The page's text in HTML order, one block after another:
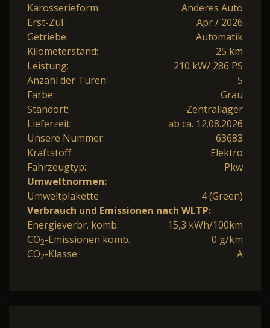
Karosserieform:
Anderes Auto
Erst-Zul.:
Apr / 2026
Getriebe:
Automatik
Kilometerstand:
25 km
Leistung:
210 kW/ 286 PS
Anzahl der Türen:
5
Farbe:
Grau
Standort:
Zentrallager
Lieferzeit:
ab ca. 12.08.2026
Unsere Nummer:
63683
Kraftstoff:
Elektro
Fahrzeugtyp:
Pkw
Umweltnormen:
Umweltplakette
4 (Green)
Verbrauch und Emissionen nach WLTP:
Energieverbr. komb.
15,3 kWh/100km
CO2-Emissionen komb.
0 g/km
CO2-Klasse A